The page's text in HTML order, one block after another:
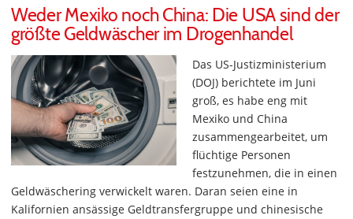
Weder Mexiko noch China: Die USA sind der
größte Geldwäscher im Drogenhandel
Das US-Justizministerium
(DOJ) berichtete im Juni
groß, es habe eng mit
Mexiko und China
zusammengearbeitet, um
flüchtige Personen
festzunehmen, die in einen
Geldwäschering verwickelt waren. Daran seien eine in
Kalifornien ansässige Geldtransfergruppe und chinesische